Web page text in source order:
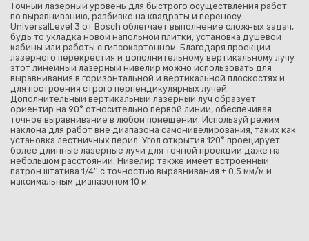
Точный лазерный уровень для быстрого осуществления работ
по выравниванию, разбивке на квадраты и переносу.
UniversalLevel 3 от Bosch облегчает выполнение сложных задач,
будь то укладка новой напольной плитки, установка душевой
кабины или работы с гипсокартонном. Благодаря проекции
лазерного перекрестия и дополнительному вертикальному лучу
этот линейный лазерный нивелир можно использовать для
выравнивания в горизонтальной и вертикальной плоскостях и
для построения строго перпендикулярных лучей.
Дополнительный вертикальный лазерный луч образует
ориентир на 90° относительно первой линии, обеспечивая
точное выравнивание в любом помещении. Используй режим
наклона для работ вне диапазона самонивелирования, таких как
установка лестничных перил. Угол открытия 120° проецирует
более длинные лазерные лучи для точной проекции даже на
небольшом расстоянии. Нивелир также имеет встроенный
патрон штатива 1/4'' с точностью выравнивания ± 0,5 мм/м и
максимальным диапазоном 10 м.